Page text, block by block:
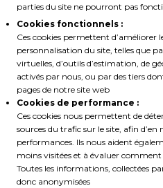
parties du site ne pourront pas
Cookies fonctionnels :
Ces cookies permettent d’améliorer
personnalisation du site, telles que
virtuelles, d’outils d’estimation, de
activés par nous, ou par des tiers
pages de notre site web
Cookies de performance :
Ces cookies nous permettent de
sources du trafic sur le site, afin d’en
performances. Ils nous aident
moins visitées et à évaluer
Toutes les informations, collectées
donc anonymisées